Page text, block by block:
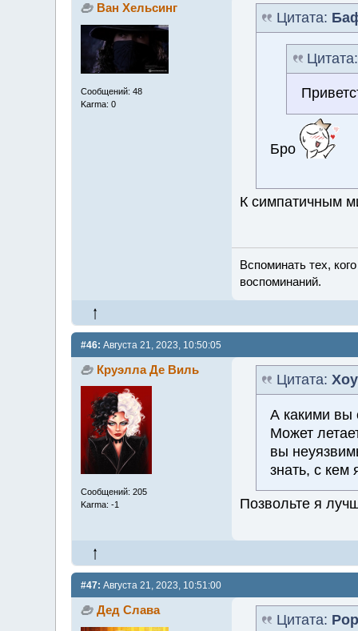
Ван Хельсинг
Сообщений: 48
Karma: 0
Цитата:
Бро
К симпатичным
Вспоминать тех,
воспоминаний.
#46: Августа 21, 2023, 10:50:05
Круэлла Де Виль
Сообщений: 205
Karma: -1
Цитата:
А какими вы
Может
вы
знать, с
Позвольте я
#47: Августа 21, 2023, 10:51:00
Дед Слава
Цитата: